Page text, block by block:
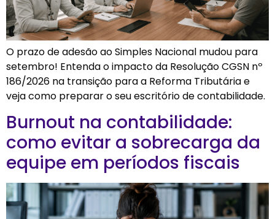
O prazo de adesão ao Simples Nacional mudou para
setembro! Entenda o impacto da Resolução CGSN nº
186/2026 na transição para a Reforma Tributária e
veja como preparar o seu escritório de contabilidade.
Burnout na contabilidade:
como evitar a sobrecarga da
equipe em períodos fiscais